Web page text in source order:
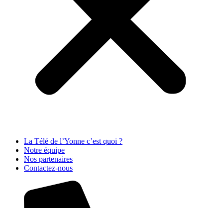
La Télé de l’Yonne c’est quoi ?
Notre équipe
Nos partenaires
Contactez-nous